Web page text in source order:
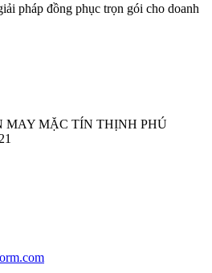
pháp đồng phục trọn gói cho doanh
MAY MẶC TÍN THỊNH PHÚ